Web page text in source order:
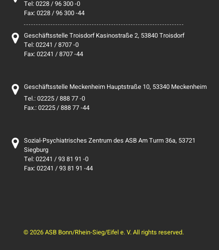
Tel: 0228 / 96 300 -0
Fax: 0228 / 96 300 -44
Geschäftsstelle Troisdorf Kasinostraße 2, 53840 Troisdorf
Tel: 02241 / 8707 -0
Fax: 02241 / 8707 -44
Geschäftsstelle Meckenheim Hauptstraße 10, 53340 Meckenheim
Tel.: 02225 / 888 77 -0
Fax.: 02225 / 888 77 -44
Sozial-Psychiatrisches Zentrum des ASB Am Turm 36a, 53721
Siegburg
Tel: 02241 / 93 81 91 -0
Fax: 02241 / 93 81 91 -44
© 2026 ASB Bonn/Rhein-Sieg/Eifel e. V. All rights reserved.